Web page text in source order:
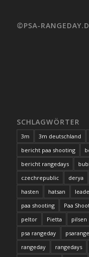
©PSA-
SCHLAGWÖRTER
3m 3m deutschland
bericht paa shooting
bericht rangedays
czechrepublic
derya
hasten
hatsan
paa shooting
Paa
peltor
Pietta pilsen
psa rangeday
rangeday
rangedays